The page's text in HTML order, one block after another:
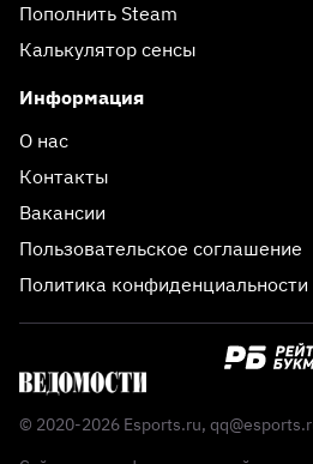
Пополнить Steam
Калькулятор сенсы
Информация
О нас
Контакты
Вакансии
Пользовательское соглашение
Политика конфиденциальности
© 2020-2026 Esports.ru,